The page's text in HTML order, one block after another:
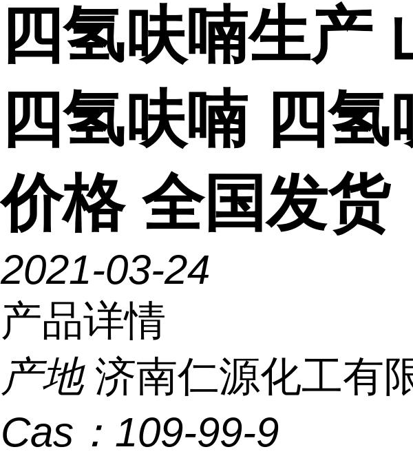
四氢呋喃生产
四氢呋喃 四氢
价格 全国发货
2021-03-24
产品详情
产地 济南仁源化工有
Cas： 109-99-9